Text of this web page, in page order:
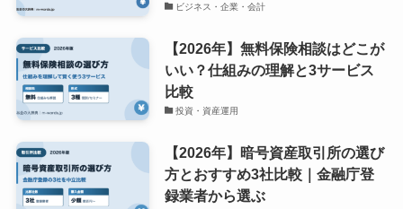
ビジネス・企業・会計
【2026年】無料保険相談はどこが
いい？仕組みの理解と3サービス
比較
投資・資産運用
【2026年】暗号資産取引所の選び
方とおすすめ3社比較｜金融庁登
録業者から選ぶ